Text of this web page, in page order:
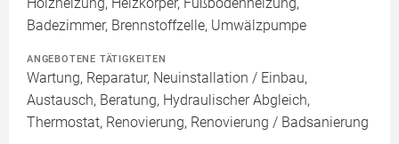
Badezimmer, Brennstoffzelle, Umwälzpumpe
ANGEBOTENE TÄTIGKEITEN
Wartung, Reparatur, Neuinstallation / Einbau,
Austausch, Beratung, Hydraulischer Abgleich,
Thermostat, Renovierung, Renovierung / Badsanierung